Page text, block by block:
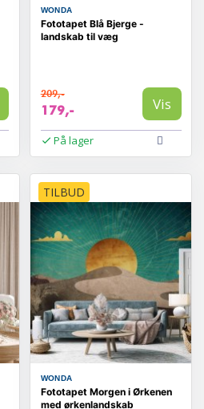
WONDA
Fototapet Blå Bjerge -
landskab til væg
209,-
179,- Vis
På lager
TILBUD
WONDA
Fototapet Morgen i Ørkenen
med ørkenlandskab